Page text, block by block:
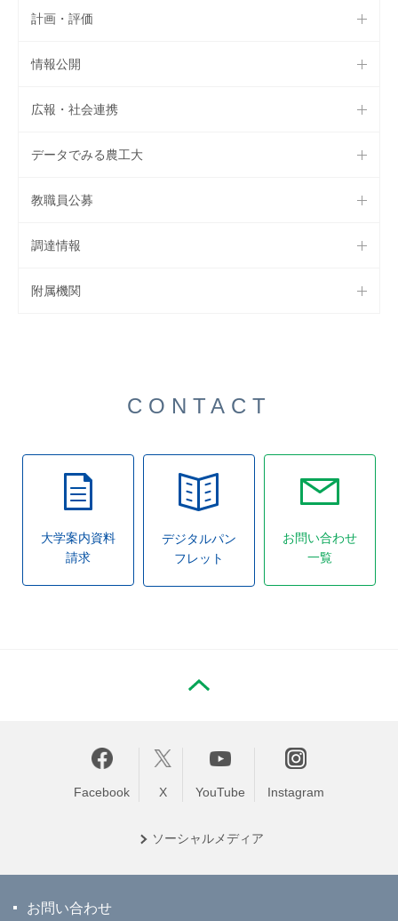
計画・評価
情報公開
広報・社会連携
データでみる農工大
教職員公募
調達情報
附属機関
CONTACT
大学案内資料
請求
デジタルパン
フレット
お問い合わせ
一覧
Facebook X YouTube Instagram
ソーシャル メディア
お問い合わせ